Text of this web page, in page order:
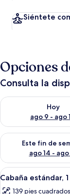
Siéntete
Opciones
Consulta la
Hoy
ago 9 - ago
Consulta la
Este fin de
ago 14 - ago
Consulta la
Abrir
todas
15
Cabaña estándar,
139 pies cuadrados